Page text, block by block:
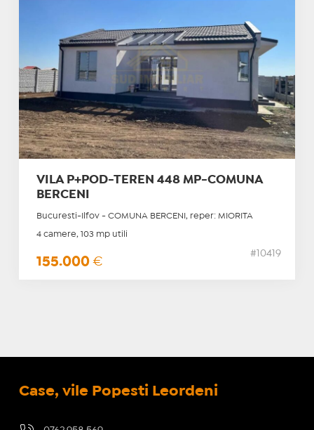
VILA P+POD-TEREN 448 MP-COMUNA
BERCENI
Bucuresti-Ilfov - COMUNA BERCENI, reper: MIORITA
4 camere, 103 mp utili
155.000 €
#10419
Case, vile Popesti Leordeni